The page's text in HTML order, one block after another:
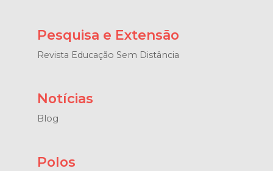
Pesquisa e Extensão
Revista Educação Sem Distância
Notícias
Blog
Polos